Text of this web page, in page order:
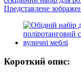
Короткий опис: